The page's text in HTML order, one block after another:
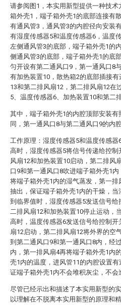
请参阅图1，本实用新型提供一种技
箱外壳1，端子箱外壳1的底部连接有
有通风管3，通风管3的内腔径向安装
有湿度传感器5和温度传感器6，温度
左侧通风管3的底部，端子箱外壳1的
侧通风管3的底部，端子箱外壳1的底
匀开设有第二通风口9，第一通风口8
有加热装置10，散热箱2的底部插接
13和第二排风扇12，第二排风扇12在
5、温度传感器6、加热装置10和第二
其中，端子箱外壳1的内腔顶部安装
同，第一通风口8与第二通风口9的内
工作原理：湿度传感器5和温度传感
高时，湿度传感器5将信号传递给控
风扇12和加热装置10启动，第二排风
口9和第一通风口8吹进端子箱外壳1
将端子箱外壳1内的湿气蒸发，第一
抽出，保证端子箱外壳1内的干燥，
到临界值时，湿度传感器5发送信号
二排风扇12和加热装置10停止运动，
高时，温度传感器6发送信号给控制
扇12启动，第二排风扇12将外界的空
到第二通风口9和第一通风口8内，经
内，第一排风扇4再将端子箱外壳1内
壳1内的温度，进风管11的内腔设置
证端子箱外壳1内不会堆积灰尘，不会
尽管已经示出和描述了本实用新型的
以理解在不脱离本实用新型的原理和